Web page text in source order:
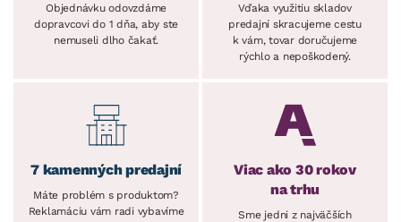
Objednávku odovzdáme
dopravcovi do 1 dňa, aby ste
nemuseli dlho čakať.
Vďaka využitiu skladov
predajní skracujeme cestu
k vám, tovar doručujeme
rýchlo a nepoškodený.
7 kamenných predajní
Máte problém s produktom?
Reklamáciu vám radi vybavíme
Viac ako 30 rokov
na trhu
Sme jedni z najväčších